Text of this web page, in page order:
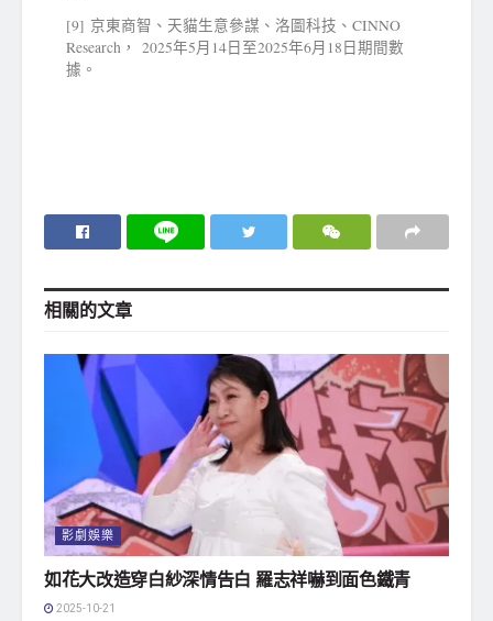
[9] 京東商智、天貓生意參謀、洛圖科技、CINNO
Research， 2025年5月14日至2025年6月18日期間數
據。
相關的文章
影劇娛樂
如花大改造穿白紗深情告白 羅志祥嚇到面色鐵青
2025-10-21